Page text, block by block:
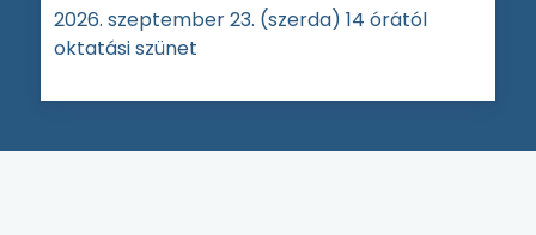
2026. szeptember 23. (szerda) 14 órától
oktatási szünet